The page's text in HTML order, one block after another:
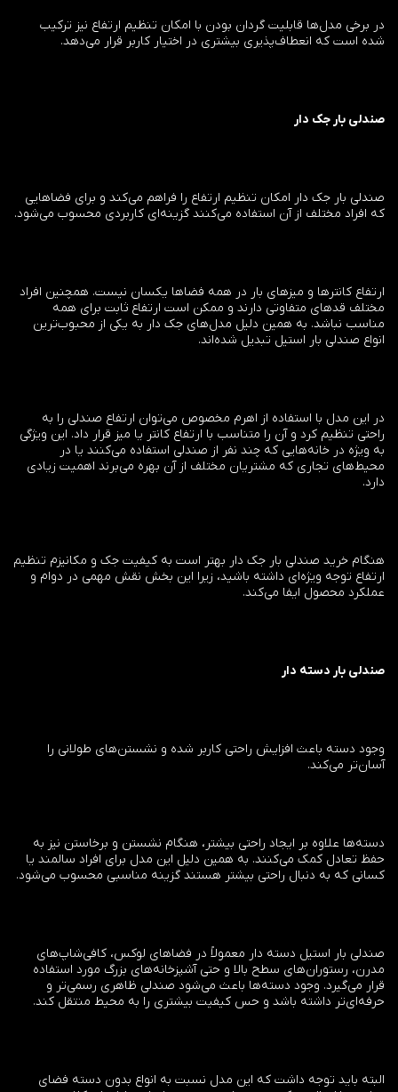
در برخی مدل‌ها قابلیت گردان بودن با امکان تنظیم ارتفاع نیز ترکیب
شده است که انعطاف‌پذیری بیشتری در اختیار کاربر قرار می‌دهد.
صندلی بار جک دار
صندلی بار جک دار امکان تنظیم ارتفاع را فراهم می‌کند و برای فضاهایی
که افراد مختلف از آن استفاده می‌کنند گزینه‌ای کاربردی محسوب می‌شود.
ارتفاع کانترها و میزهای بار در همه فضاها یکسان نیست. همچنین افراد
مختلف قدهای متفاوتی دارند و ممکن است ارتفاع ثابت برای همه
مناسب نباشد. به همین دلیل مدل‌های جک دار به یکی از محبوب‌ترین
انواع صندلی بار استیل تبدیل شده‌اند.
در این مدل با استفاده از اهرم مخصوص می‌توان ارتفاع صندلی را به
راحتی تنظیم کرد و آن را متناسب با ارتفاع کانتر یا میز قرار داد. این ویژگی
به ویژه در خانه‌هایی که چند نفر از صندلی استفاده می‌کنند یا در
محیط‌های تجاری که مشتریان مختلف از آن بهره می‌برند اهمیت زیادی
دارد.
هنگام خرید صندلی بار جک دار بهتر است به کیفیت جک و مکانیزم تنظیم
ارتفاع توجه ویژه‌ای داشته باشید، زیرا این بخش نقش مهمی در دوام و
عملکرد محصول ایفا می‌کند.
صندلی بار دسته دار
وجود دسته باعث افزایش راحتی کاربر شده و نشستن‌های طولانی را
آسان‌تر می‌کند.
دسته‌ها علاوه بر ایجاد راحتی بیشتر، هنگام نشستن و برخاستن نیز به
حفظ تعادل کمک می‌کنند. به همین دلیل این مدل برای افراد سالمند یا
کسانی که به دنبال راحتی بیشتر هستند گزینه مناسبی محسوب می‌شود.
صندلی بار استیل دسته دار معمولاً در فضاهای لوکس، کافی‌شاپ‌های
مدرن، رستوران‌های سطح بالا و حتی آشپزخانه‌های بزرگ مورد استفاده
قرار می‌گیرد. وجود دسته‌ها باعث می‌شود صندلی ظاهری رسمی‌تر و
حرفه‌ای‌تر داشته باشد و حس کیفیت بیشتری را به محیط منتقل کند.
البته باید توجه داشت که این مدل نسبت به انواع بدون دسته فضای